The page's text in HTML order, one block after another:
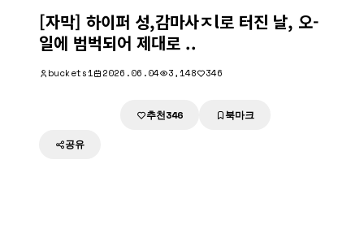
[자막] 하이퍼 성,감마사ㅈl로 터진 날, 오-
일에 범벅되어 제대로 ..
buckets1 2026.06.04 3,148 346
추천346 북마크
공유